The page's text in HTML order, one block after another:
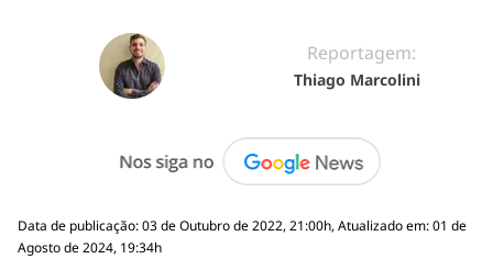
Reportagem:
Thiago Marcolini
Data de publicação: 03 de Outubro de 2022, 21:00h, Atualizado em: 01 de
Agosto de 2024, 19:34h